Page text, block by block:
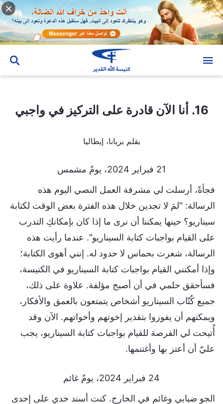
16. أنا الآن قادرة على التركيز في واجبي
بقلم بريانا، إيطاليا
21 فبراير 2024، يومٌ مشمس
فجأةً، أرسلت لي مشرفة العمل النصي اليوم هذه
الرسالة: "لمَ لا تجدين خلال هذه الفترة بعض الوقت لكتابة
سيناريو؟ حينها يمكننا أن نرى ما إذا كان بإمكانكِ التدرب
على القيام بواجبات كتابة السيناريو". عندما رأيت هذه
الرسالة، شعرت بحماس لا حدود له. إنني أهوى الكتابة؛
وإذا أمكنني القيام بواجبات كتابة السيناريو في الكنيسة،
فسأحقق حلمي في أن أصبح مؤلفة. علاوة على ذلك،
جميع كُتّاب السيناريو أشخاص يتمتعون بالعمق والأفكار،
ويمكنهم أن يفوزوا بتقدير إخوتهم وأخواتهم. الآن وقد
أُتيحت لي الفرصة للقيام بواجبات كتابة السيناريو، يجب
عليّ أن أعتز بها وأغتنمها.
24 فبراير 2024، يومٌ غائم
الجو ضبابي وغائم في الخارج. كنت أسند خدي على إحدى